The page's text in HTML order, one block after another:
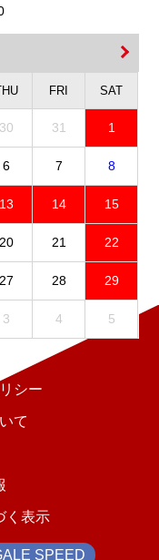
FRI SAT
30 31 1
6 7 8
13 14 15
20 21 22
27 28 29
3 4 5
シー
て
く表示
SPEED